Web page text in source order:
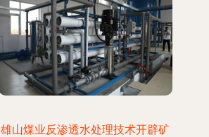
雄山煤业反渗透水处理技术开辟矿